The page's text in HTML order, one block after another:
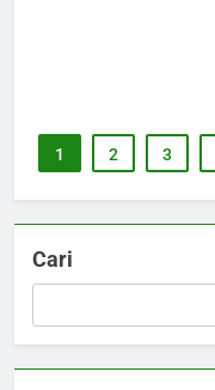
1 2 3
Cari